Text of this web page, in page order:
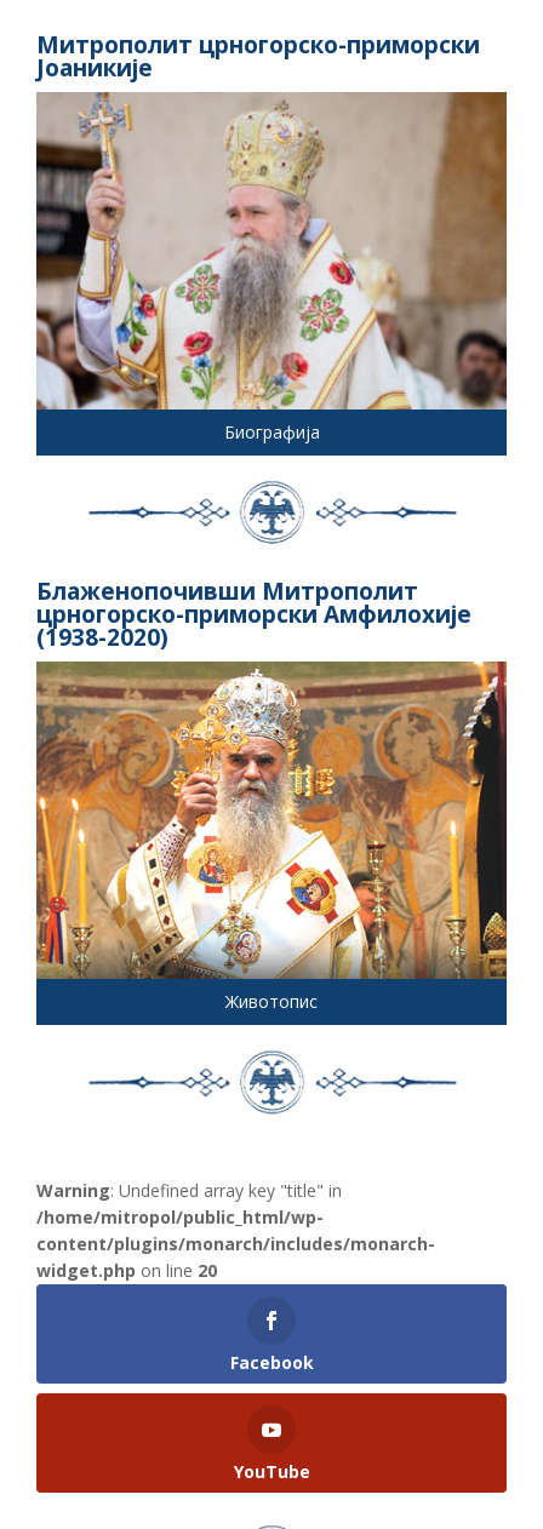
Митрополит црногорско-приморски
Јоаникије
Биографија
Блаженопочивши Митрополит
црногорско-приморски Амфилохије
(1938-2020)
Животопис
Warning: Undefined array key "title" in
/home/mitropol/public_html/wp-
content/plugins/monarch/includes/monarch-
widget.php on line 20
Facebook
YouTube